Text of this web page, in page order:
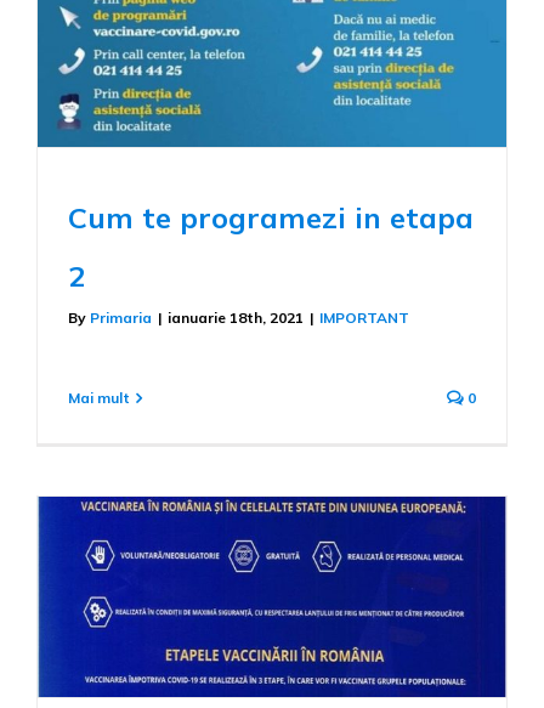
Cum te programezi in etapa
2
By Primaria | ianuarie 18th, 2021 | IMPORTANT
Mai mult 0